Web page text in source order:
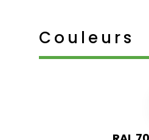
Couleurs